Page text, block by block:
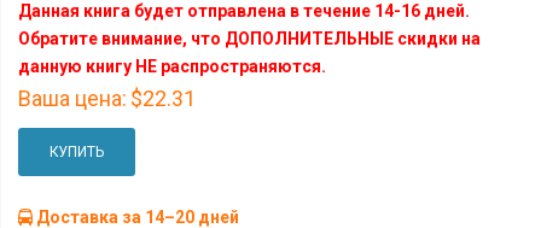
Данная книга будет отправлена в течение 14-16 дней.
Обратите внимание, что ДОПОЛНИТЕЛЬНЫЕ скидки на
данную книгу НЕ распространяются.
Ваша цена: $22.31
КУПИТЬ
Доставка за 14–20 дней